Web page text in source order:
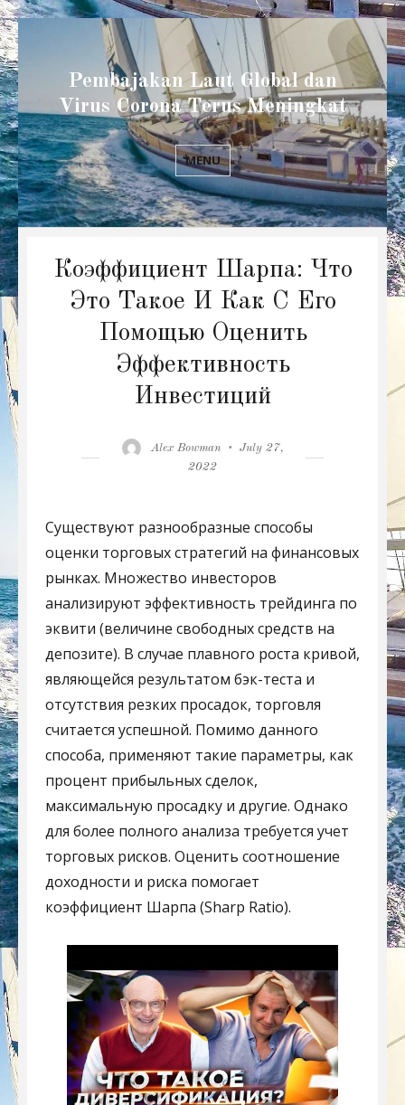
Pembajakan Laut Global dan
Virus Corona Terus Meningkat
MENU
Коэффициент Шарпа: Что
Это Такое И Как С Его
Помощью Оценить
Эффективность
Инвестиций
Author
Alex Bowman
Posted
July 27,
2022
Существуют разнообразные способы
оценки торговых стратегий на финансовых
рынках. Множество инвесторов
анализируют эффективность трейдинга по
эквити (величине свободных средств на
депозите). В случае плавного роста кривой,
являющейся результатом бэк-теста и
отсутствия резких просадок, торговля
считается успешной. Помимо данного
способа, применяют такие параметры, как
процент прибыльных сделок,
максимальную просадку и другие. Однако
для более полного анализа требуется учет
торговых рисков. Оценить соотношение
доходности и риска помогает
коэффициент Шарпа (Sharp Ratio).